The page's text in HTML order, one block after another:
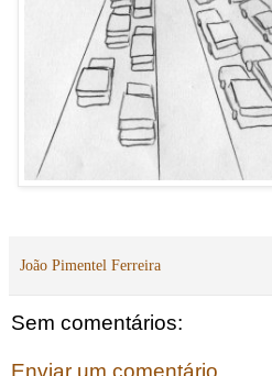
João Pimentel Ferreira
Sem comentários:
Enviar um comentário